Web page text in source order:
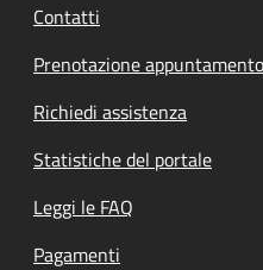
Contatti
Prenotazione appuntamento
Richiedi assistenza
Statistiche del portale
Leggi le FAQ
Pagamenti